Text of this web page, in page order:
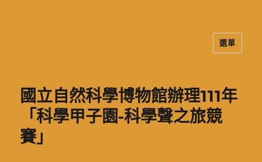
選單
國立自然科學博物館辦理111年
「科學甲子園-科學聲之旅競
賽」